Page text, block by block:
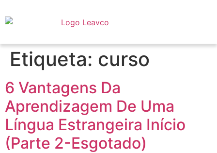
Etiqueta: curso
6 Vantagens Da
Aprendizagem De Uma
Língua Estrangeira Início
(Parte 2-Esgotado)